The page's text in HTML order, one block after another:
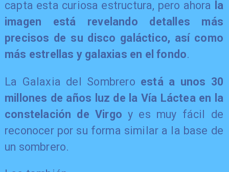
capta esta curiosa estructura, pero ahora la
imagen está revelando detalles más
precisos de su disco galáctico, así como
más estrellas y galaxias en el fondo.
La Galaxia del Sombrero está a unos 30
millones de años luz de la Vía Láctea en la
constelación de Virgo y es muy fácil de
reconocer por su forma similar a la base de
un sombrero.